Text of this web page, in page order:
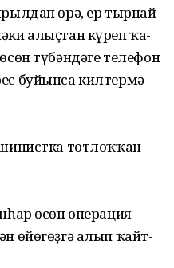
өрә, ер тырнай
алыҫтан күреп ҡа­
түбәндәге телефон
буйынса килтермә­
тотлоҡ­ҡан
өсөн операция
өйөгөҙгә алып ҡайт­